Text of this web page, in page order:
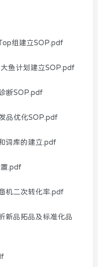
组建立SOP.pdf
鱼计划建立SOP.pdf
断SOP.pdf
品优化SOP.pdf
词库的建立.pdf
.pdf
机二次转化率.pdf
新品拓品及标准化品